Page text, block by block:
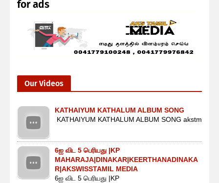
for ads
Our Videos
KATHAIYUM KATHALUM ALBUM SONG
KATHAIYUM KATHALUM ALBUM SONG akstm
6ஐ விட 5 பெரியது |KP
MAHARAJA|DINAKAR|KEERTHANADINAKA
R|AKSWISSTAMIL MEDIA
6ஐ விட 5 பெரியது |KP